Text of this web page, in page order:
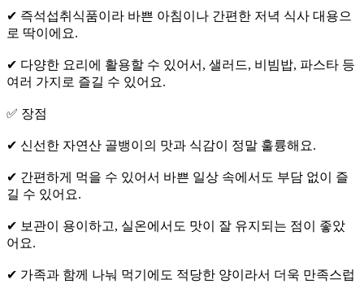
✔ 즉석섭취식품이라 바쁜 아침이나 간편한 저녁 식사 대용으
로 딱이에요.
✔ 다양한 요리에 활용할 수 있어서, 샐러드, 비빔밥, 파스타 등
여러 가지로 즐길 수 있어요.
✅ 장점
✔ 신선한 자연산 골뱅이의 맛과 식감이 정말 훌륭해요.
✔ 간편하게 먹을 수 있어서 바쁜 일상 속에서도 부담 없이 즐
길 수 있어요.
✔ 보관이 용이하고, 실온에서도 맛이 잘 유지되는 점이 좋았
어요.
✔ 가족과 함께 나눠 먹기에도 적당한 양이라서 더욱 만족스럽